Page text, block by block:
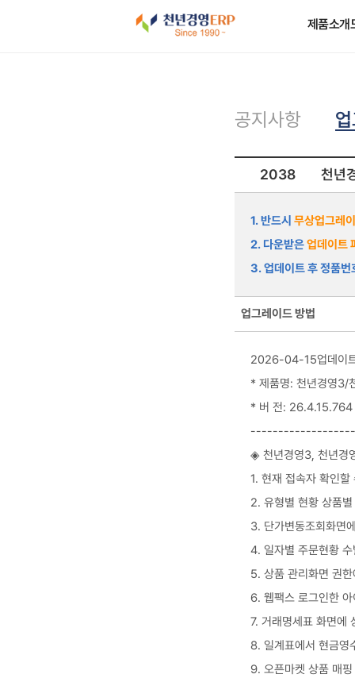
제품소개
공지사항
2038 천년
1. 반드시무상업그레
2. 다운받은업데이트
3. 업데이트 후 정품
업그레이드 방법
2026-04-15업데이
* 제품명: 천년경영3/
* 버 전: 26.4.15.764
◈ 천년경영3, 천년경
1. 현재 접속자 확인
2. 유형별 현황 상품
3. 단가변동조회화면
4. 일자별 주문현황
5. 상품 관리화면 권
6. 웹팩스 로그인한
7. 거래명세표 화면에
8. 일계표에서 현금영
9. 오픈마켓 상품 매